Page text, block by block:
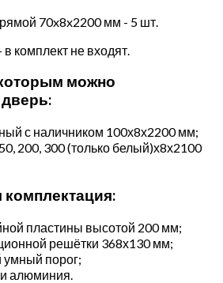
70x8x2200 мм - 5 шт.
комплект не входят.
можно
с наличником 100х8х2200 мм;
200, 300 (только белый)х8х2100
пластины высотой 200 мм;
решётки 368х130 мм;
умный порог;
алюминия.